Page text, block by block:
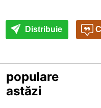
Distribuie
populare
astăzi